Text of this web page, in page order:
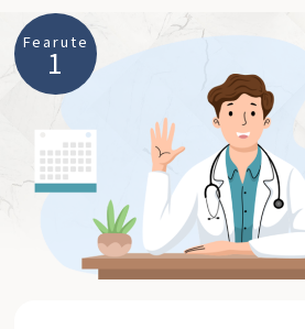
Fearute
1